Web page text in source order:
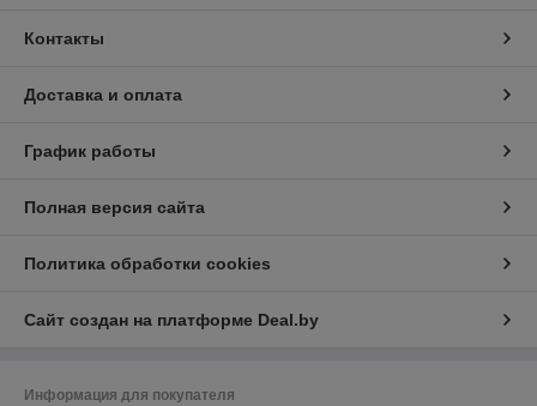
Контакты
Доставка и оплата
График работы
Полная версия сайта
Политика обработки cookies
Сайт создан на платформе Deal.by
Информация для покупателя